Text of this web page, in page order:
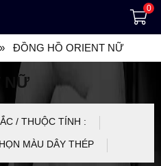
0
ĐỒNG HỒ ORIENT NỮ
NỮ
/ THUỘC TÍNH :
MÀU DÂY THÉP